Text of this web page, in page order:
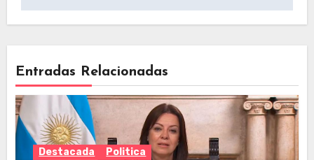
Entradas Relacionadas
Destacada Politica